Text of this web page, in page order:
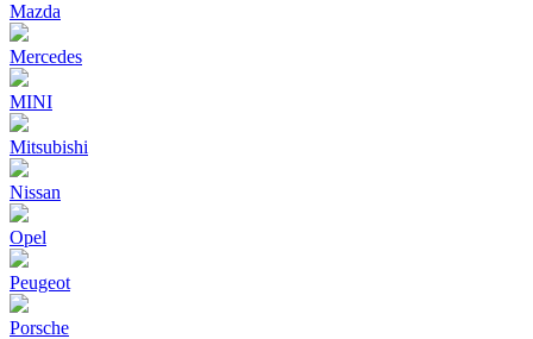
Mazda
Mercedes
MINI
Mitsubishi
Nissan
Opel
Peugeot
Porsche